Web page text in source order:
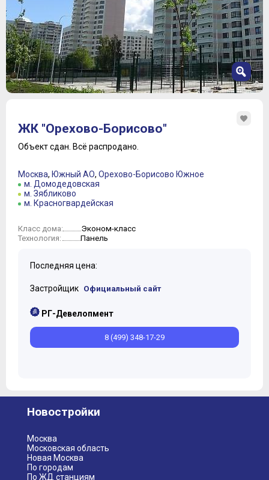
3
4
6
7
8
9
11
15
ЖК "Орехово-Борисово"
Объект сдан. Всё распродано.
Москва, Южный АО, Орехово-Борисово Южное
м. Домодедовская
м. Зябликово
м. Красногвардейская
Класс дома: Эконом-класс
Технология: Панель
Последняя цена:
Застройщик Официальный сайт
РГ-Девелопмент
8 (499) 348-17-29
Новостройки
Москва
Московская область
Новая Москва
По городам
По ЖД станциям